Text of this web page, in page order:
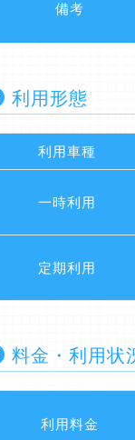
備考
利用形態
利用車種
一時利用
定期利用
料金・利用状
利用料金